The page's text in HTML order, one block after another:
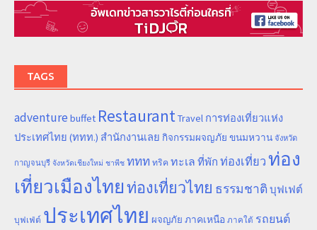
TAGS
adventure buffet RestaurantTravel การท่องเที่ยวแห่ง
ประเทศไทย (ททท.) สำนักงานเลย กิจกรรมผจญภัย ขนมหวาน จังหวัด
กาญจนบุรี จังหวัดเชียงใหม่ ชาพีช ททท ทริค ทะเล ที่พัก ท่องเที่ยวท่อง
เที่ยวเมืองไทยท่องเที่ยวไทย ธรรมชาติ บุฟเฟต์
บุฟเฟ่ต์ ประเทศไทย ผจญภัย ภาคเหนือ ภาคใต้ รถยนต์